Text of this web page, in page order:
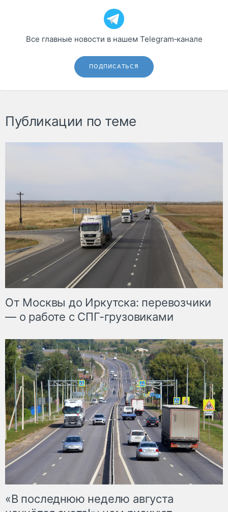
Все главные новости в нашем Telegram‑канале
ПОДПИСАТЬСЯ
Публикации по теме
От Москвы до Иркутска: перевозчики
— о работе с СПГ-грузовиками
«В последнюю неделю августа